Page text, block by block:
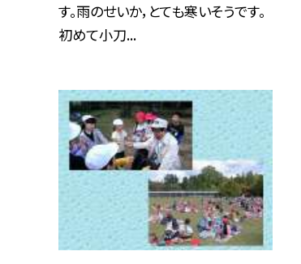
す。雨のせいか，とても寒いそうです。
初めて小刀...